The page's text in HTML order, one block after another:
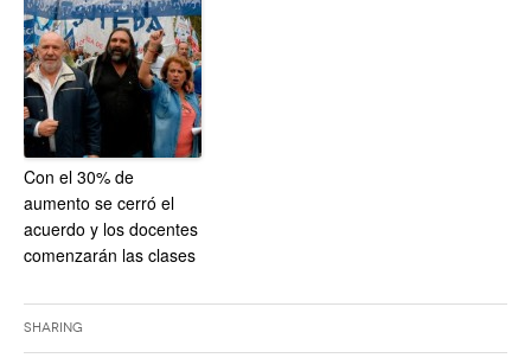
Con el 30% de
aumento se cerró el
acuerdo y los docentes
comenzarán las clases
Sharing